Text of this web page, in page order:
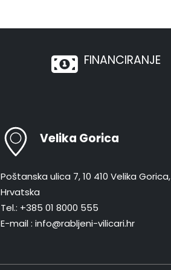
FINANCIRANJE
Velika Gorica
Poštanska ulica 7, 10 410 Velika Gorica,
Hrvatska
Tel.: +385 01 8000 555
E-mail : info@rabljeni-vilicari.hr